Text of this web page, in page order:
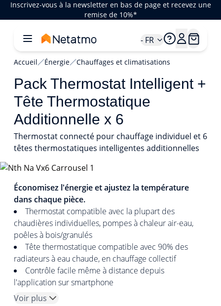
Inscrivez-vous à la newsletter en bas de page et recevez une
remise de 10%*
- FR
Accueil Énergie Chauffages et climatisations
Pack Thermostat Intelligent +
Tête Thermostatique
Additionnelle x 6
Thermostat connecté pour chauffage individuel et 6
têtes thermostatiques intelligentes additionnelles
Économisez l'énergie et ajustez la température
dans chaque pièce.
Thermostat compatible avec la plupart des
chaudières individuelles, pompes à chaleur air-eau,
poêles à bois/granulés
Tête thermostatique compatible avec 90% des
radiateurs à eau chaude, en chauffage collectif
Contrôle facile même à distance depuis
l'application sur smartphone
Voir plus